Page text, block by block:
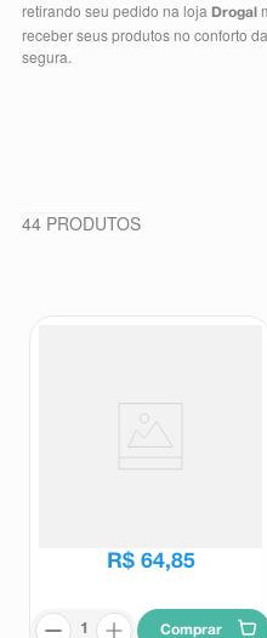
retirando seu pedido na loja Drogal
receber seus produtos no conforto
segura.
44 PRODUTOS
Creatina em Pó Integralmedica
R$ 64,85
Comprar
º
teste gravidez
9º esmalte